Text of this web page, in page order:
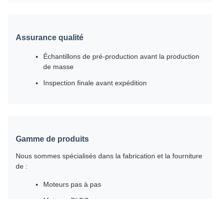
Assurance qualité
Échantillons de pré-production avant la production
de masse
Inspection finale avant expédition
Gamme de produits
Nous sommes spécialisés dans la fabrication et la fourniture
de :
Moteurs pas à pas